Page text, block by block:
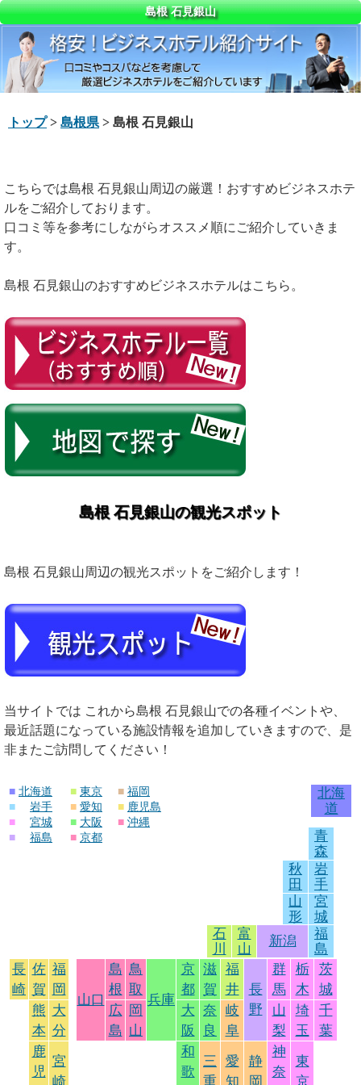
島根 石見銀山
トップ> 島根県 > 島根 石見銀山
こちらでは島根 石見銀山周辺の厳選！おすすめビジネスホテ
ルをご紹介しております。
口コミ等を参考にしながらオススメ順にご紹介していきま
す。
島根 石見銀山のおすすめビジネスホテルはこちら。
島根 石見銀山の観光スポット
島根 石見銀山周辺の観光スポットをご紹介します！
当サイトでは これから島根 石見銀山での各種イベントや、
最近話題になっている施設情報を追加していきますので、是
非またご訪問してください！
■ 北海道
■
岩手
■
宮城
■
福島
■ 東京
■ 愛知
■ 大阪
■ 京都
■ 福岡
■ 鹿児島
■ 沖縄
北海
道
青
森
秋
田
岩
手
山
形
宮
城
石
川
富
山
新潟
福
島
長
崎
佐
賀
福
岡
山口
島
根
鳥
取
兵庫
京
都
滋
賀
福
井
長
野
群
馬
栃
木
茨
城
熊
本
大
分
広
島
岡
山
大
阪
奈
良
岐
阜
山
梨
埼
玉
千
葉
鹿
児
宮
崎
和
歌
三
重
愛
知
静
岡
神
奈
東
京